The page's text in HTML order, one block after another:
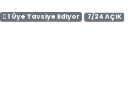
1 Üye Tavsiye Ediyor 7/24 AÇIK